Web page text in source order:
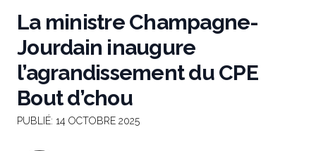
Amos, Qc
La ministre Champagne-
Jourdain inaugure
l’agrandissement du CPE
Bout d’chou
PUBLIÉ: 14 OCTOBRE 2025